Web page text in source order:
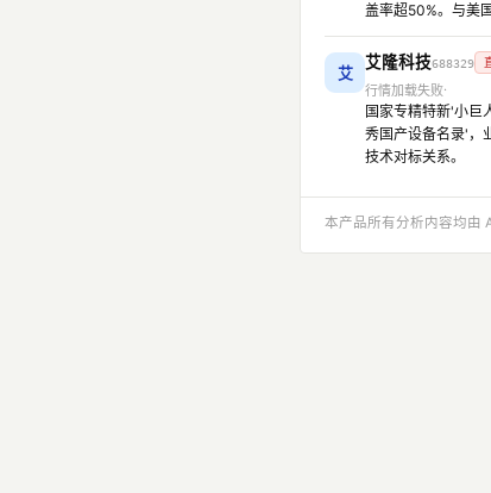
盖率超50%。与美
艾
艾隆科技688329
行情加载失败
国家专精特新'小巨
秀国产设备名录'，
技术对标关系。
本产品所有分析内容均由